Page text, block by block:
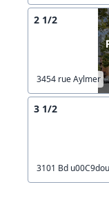
2 1/2
3454 rue Aylmer
3 1/2
3101 Bd